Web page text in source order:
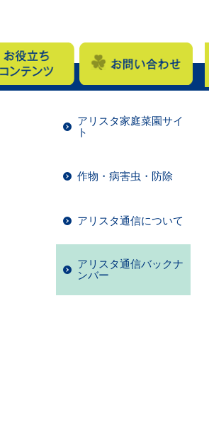
アリスタ家庭菜園サイ
ト
作物・病害虫・防除
アリスタ通信について
アリスタ通信バックナ
ンバー